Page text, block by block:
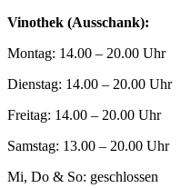
Vinothek (Ausschank):
Montag: 14.00 – 20.00 Uhr
Dienstag: 14.00 – 20.00 Uhr
Freitag: 14.00 – 20.00 Uhr
Samstag: 13.00 – 20.00 Uhr
Mi, Do & So: geschlossen